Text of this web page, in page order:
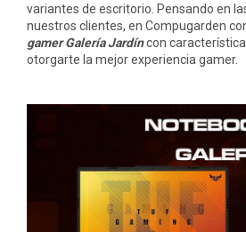
variantes de escritorio. Pensando en
nuestros clientes, en Compugarden
gamer Galería Jardíncon
otorgarte la mejor experiencia gamer.